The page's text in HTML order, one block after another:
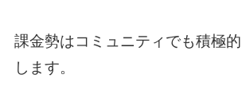
課金勢はコミュニティでも積極
します。